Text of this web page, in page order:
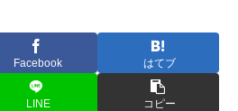
Facebook はてブ
LINE コピー